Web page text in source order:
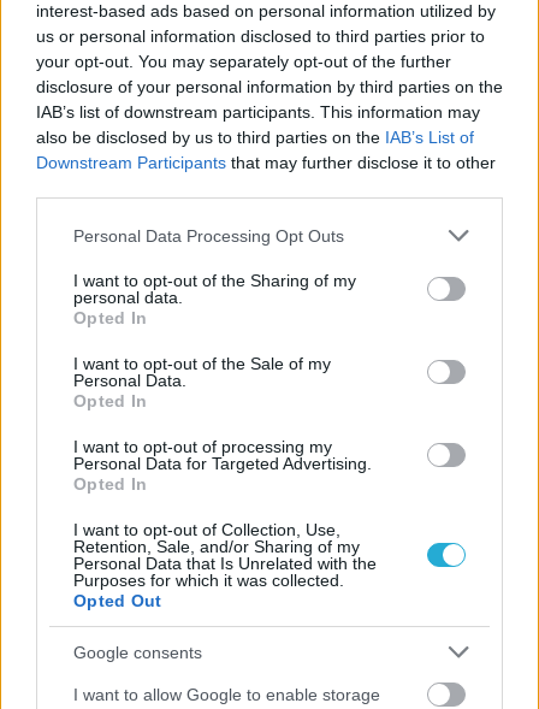
interest-based ads based on personal information utilized by
us or personal information disclosed to third parties prior to
your opt-out. You may separately opt-out of the further
disclosure of your personal information by third parties on the
IAB’s list of downstream participants. This information may
also be disclosed by us to third parties on the IAB’s List of
Downstream Participants that may further disclose it to other
Please note that this website/app uses one or more Google
not limited to your visit or usage behaviour. You may click to
grant or deny consent to Google and its third-party tags to
use your data for below specified purposes in below Google
consent section.
Personal Data Processing Opt Outs
I want to opt-out of the Sharing of my
personal data.
Opted In
I want to opt-out of the Sale of my
Personal Data.
Opted In
I want to opt-out of processing my
Personal Data for Targeted Advertising.
Opted In
I want to opt-out of Collection, Use,
Retention, Sale, and/or Sharing of my
Personal Data that Is Unrelated with the
Purposes for which it was collected.
Opted Out
Google consents
I want to allow Google to enable storage
05/08/2026
Προς στρατηγική συνεργασία ΠΑΣΑΠΠ και
Πανεπιστημίου Πατρών
Από την Περούτζια του 2000
Παναθηναϊκού με την
ιστορία
ΗΛΙΑΣ ΠΑΠΑΪΩΑΝΝΟΥ
08/03/2026
οι σημαντικότερες νίκες του